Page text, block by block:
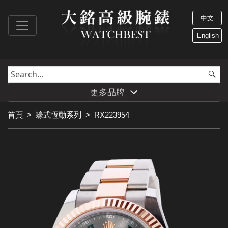
中文
English
更多品牌
首頁 > 蠔式恆動系列 > RX223954